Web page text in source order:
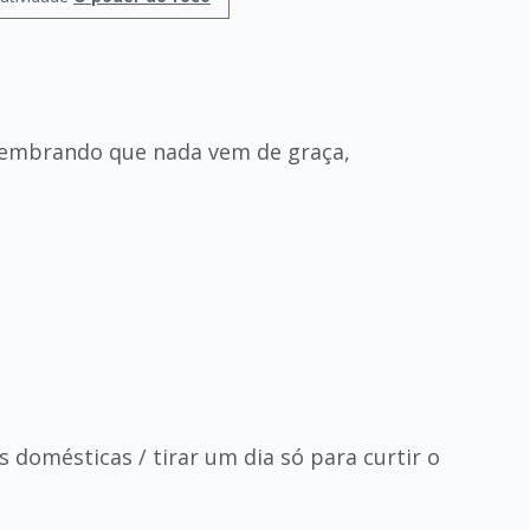
que nada vem de graça,
domésticas / tirar um dia só para curtir o